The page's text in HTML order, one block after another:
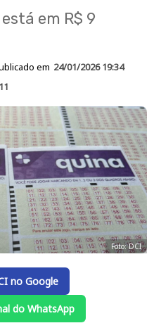
em R$ 9
em 24/01/2026 19:34
Foto: DCI
no Google
do WhatsApp